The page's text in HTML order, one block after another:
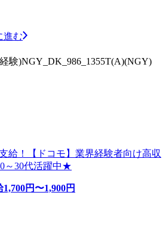
進む
験)NGY_DK_986_1355T(A)(NGY)
給！【ドコモ】業界経験者向け高収
～30代活躍中★
1,700円〜1,900円